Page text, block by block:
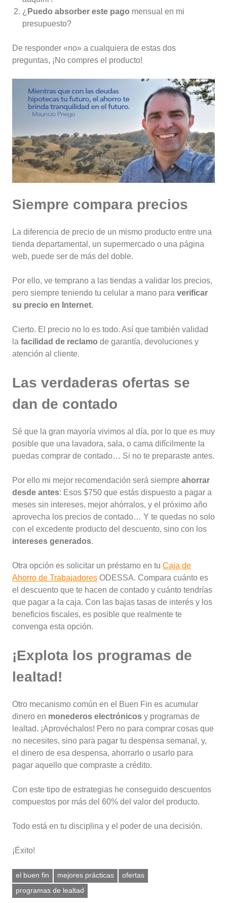
¿ Puedo absorber este pago mensual en mi
presupuesto?
De responder «no» a cualquiera de estas dos
preguntas, ¡No compres el producto!
Siempre compara precios
La diferencia de precio de un mismo producto entre una
tienda departamental, un supermercado o una página
web, puede ser de más del doble.
Por ello, ve temprano a las tiendas a validar los precios,
pero siempre teniendo tu celular a mano para verificar
su precio en Internet.
Cierto. El precio no lo es todo. Así que también validad
la facilidad de reclamo de garantía, devoluciones y
atención al cliente.
Las verdaderas ofertas se
dan de contado
Sé que la gran mayoría vivimos al día, por lo que es muy
posible que una lavadora, sala, o cama difícilmente la
puedas comprar de contado… Si no te preparaste antes.
Por ello mi mejor recomendación será siempre ahorrar
desde antes: Esos $750 que estás dispuesto a pagar a
meses sin intereses, mejor ahórralos, y el próximo año
aprovecha los precios de contado… Y te quedas no solo
con el excedente producto del descuento, sino con los
intereses generados.
Otra opción es solicitar un préstamo en tu Caja de
Ahorro de Trabajadores ODESSA. Compara cuánto es
el descuento que te hacen de contado y cuánto tendrías
que pagar a la caja. Con las bajas tasas de interés y los
beneficios fiscales, es posible que realmente te
convenga esta opción.
¡Explota los programas de
lealtad!
Otro mecanismo común en el Buen Fin es acumular
dinero en monederos electrónicos y programas de
lealtad. ¡Aprovéchalos! Pero no para comprar cosas que
no necesites, sino para pagar tu despensa semanal, y,
el dinero de esa despensa, ahorrarlo o usarlo para
pagar aquello que compraste a crédito.
Con este tipo de estrategias he conseguido descuentos
compuestos por más del 60% del valor del producto.
Todo está en tu disciplina y el poder de una decisión.
¡Éxito!
el buen fin mejores prácticas
ofertas
programas de lealtad